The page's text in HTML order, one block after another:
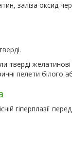
заліза оксид
тверді
пелети білого
гіперплазії